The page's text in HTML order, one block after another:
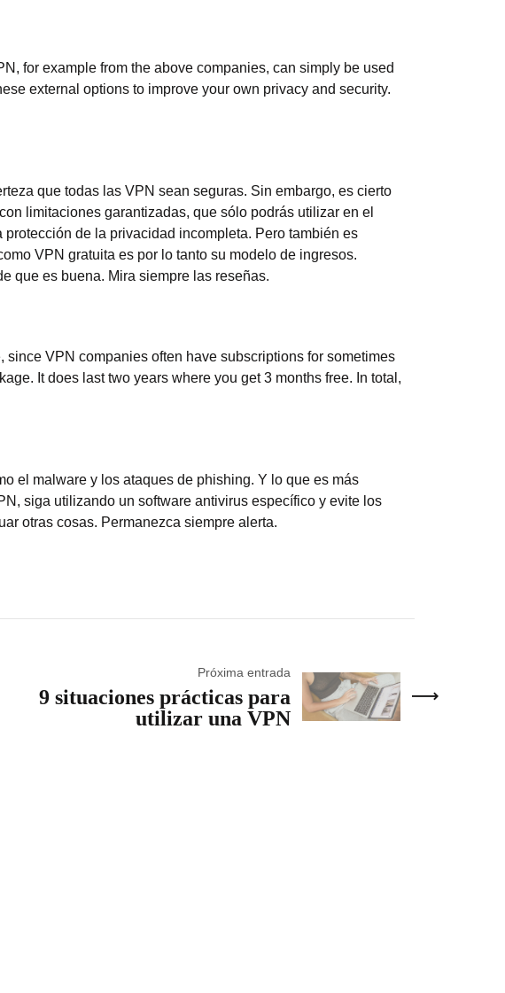
for example from the above companies, can simply be used
external options to improve your own privacy and security.
que todas las VPN sean seguras. Sin embargo, es cierto
limitaciones garantizadas, que sólo podrás utilizar en el
de la privacidad incompleta. Pero también es
VPN gratuita es por lo tanto su modelo de ingresos.
que es buena. Mira siempre las reseñas.
VPN companies often have subscriptions for sometimes
It does last two years where you get 3 months free. In total,
el malware y los ataques de phishing. Y lo que es más
siga utilizando un software antivirus específico y evite los
otras cosas. Permanezca siempre alerta.
Próxima entrada
9 situaciones prácticas para
utilizar una VPN